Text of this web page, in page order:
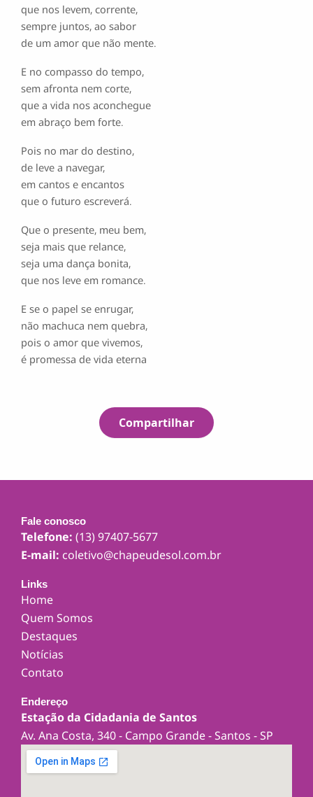
que nos levem, corrente,
sempre juntos, ao sabor
de um amor que não mente.
E no compasso do tempo,
sem afronta nem corte,
que a vida nos aconchegue
em abraço bem forte.
Pois no mar do destino,
de leve a navegar,
em cantos e encantos
que o futuro escreverá.
Que o presente, meu bem,
seja mais que relance,
seja uma dança bonita,
que nos leve em romance.
E se o papel se enrugar,
não machuca nem quebra,
pois o amor que vivemos,
é promessa de vida eterna
Compartilhar
Fale conosco
Telefone: (13) 97407-5677
E-mail: coletivo@chapeudesol.com.br
Links
Home
Quem Somos
Destaques
Notícias
Contato
Endereço
Estação da Cidadania de Santos
Av. Ana Costa, 340 - Campo Grande - Santos - SP